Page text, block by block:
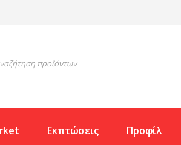
Εκπτώσεις Προφίλ